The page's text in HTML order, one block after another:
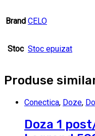
Brand CELO
Stoc Stoc epuizat
Produse
Conectica, Doze,
Doza 1